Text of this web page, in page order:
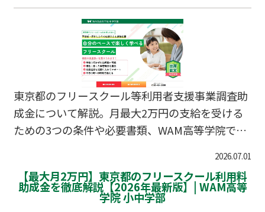
東京都のフリースクール等利用者支援事業調査助
成金について解説。月最大2万円の支給を受ける
ための3つの条件や必要書類、WAM高等学院での
2026.07.01
【最大月2万円】東京都のフリースクール利用料
助成金を徹底解説【2026年最新版】| WAM高等
学院 小中学部